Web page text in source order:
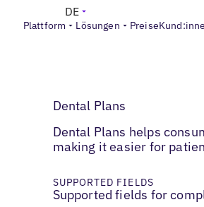
Plattform Lösungen Preise
DE
Dental Plans
Dental Plans helps
making it easier for
SUPPORTED FIELDS
Supported fields for